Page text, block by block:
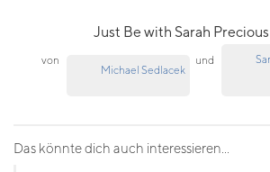
Just Be with Sarah
von
Michael Sedlacek
und
Das könnte dich auch interessieren...